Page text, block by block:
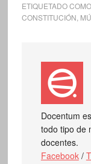
ETIQUETADO
CONSTITUCIÓN
Docentum
todo tipo de
docentes.
Facebook/